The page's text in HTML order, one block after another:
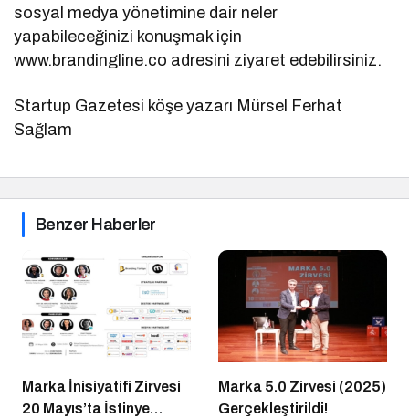
sosyal medya yönetimine dair neler
yapabileceğinizi konuşmak için
www.brandingline.co adresini ziyaret edebilirsiniz.
Startup Gazetesi köşe yazarı Mürsel Ferhat
Sağlam
Benzer Haberler
Marka İnisiyatifi Zirvesi
20 Mayıs’ta İstinye
Marka 5.0 Zirvesi (2025)
Gerçekleştirildi!